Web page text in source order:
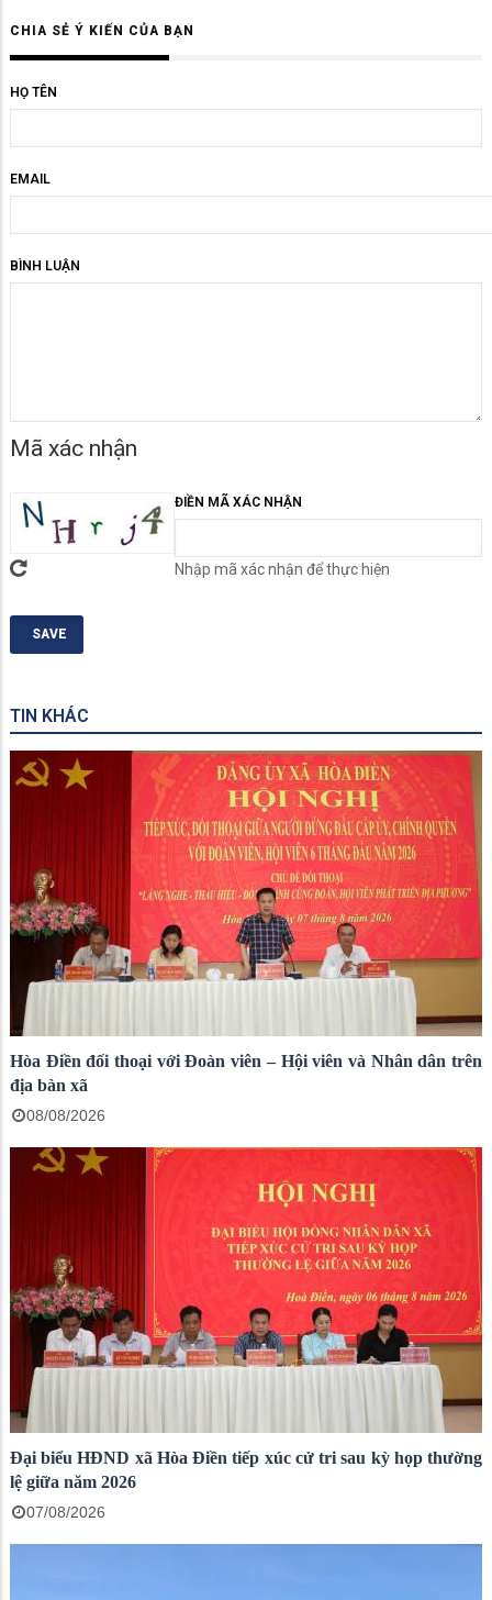
CHIA SẺ Ý KIẾN CỦA BẠN
HỌ TÊN
EMAIL
BÌNH LUẬN
Mã xác nhận
ĐIỀN MÃ XÁC NHẬN
Nhập mã xác nhận để thực hiện
TIN KHÁC
Hòa Điền đối thoại với Đoàn viên – Hội viên và Nhân dân trên
địa bàn xã
08/08/2026
Đại biểu HĐND xã Hòa Điền tiếp xúc cử tri sau kỳ họp thường
lệ giữa năm 2026
07/08/2026